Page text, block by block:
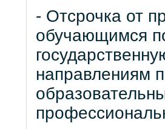
- Отсрочка от
обучающимся
направлениям